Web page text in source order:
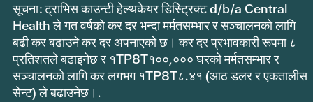
सूचना: ट्राभिस काउन्टी हेल्थकेयर डिस्ट्रिक्ट d/b/a Central
Health ले गत वर्षको कर दर भन्दा मर्मतसम्भार र सञ्चालनको लागि
बढी कर बढाउने कर दर अपनाएको छ। कर दर प्रभावकारी रूपमा ८
प्रतिशतले बढाइनेछ र १TP8T१००,००० घरको मर्मतसम्भार र
सञ्चालनको लागि कर लगभग १TP8T८.४१ (आठ डलर र एकतालीस
सेन्ट) ले बढाउनेछ।.